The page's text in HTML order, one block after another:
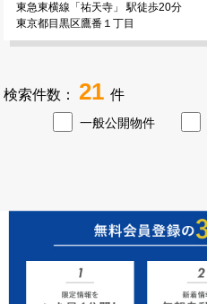
東急東横線「祐天寺」 駅徒歩20分
東京都目黒区鷹番１丁目
検索件数：21件
一般公開物件